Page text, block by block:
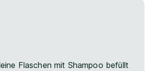
Flaschen mit Shampoo befüllt